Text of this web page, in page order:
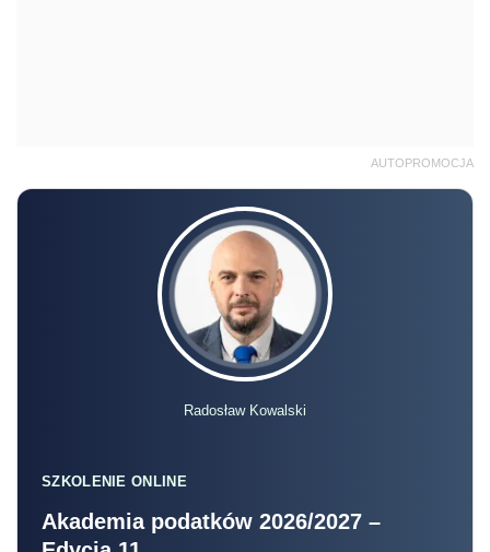
AUTOPROMOCJA
Radosław Kowalski
SZKOLENIE ONLINE
Akademia podatków 2026/2027 –